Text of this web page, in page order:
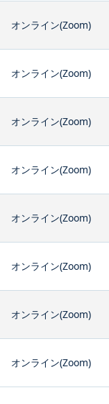
オンライン(Zoom)
オンライン(Zoom)
オンライン(Zoom)
オンライン(Zoom)
オンライン(Zoom)
オンライン(Zoom)
オンライン(Zoom)
オンライン(Zoom)